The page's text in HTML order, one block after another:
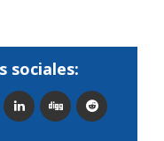
sociales: